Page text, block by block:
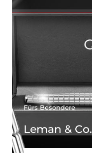
Fürs Besondere
Leman & Co.